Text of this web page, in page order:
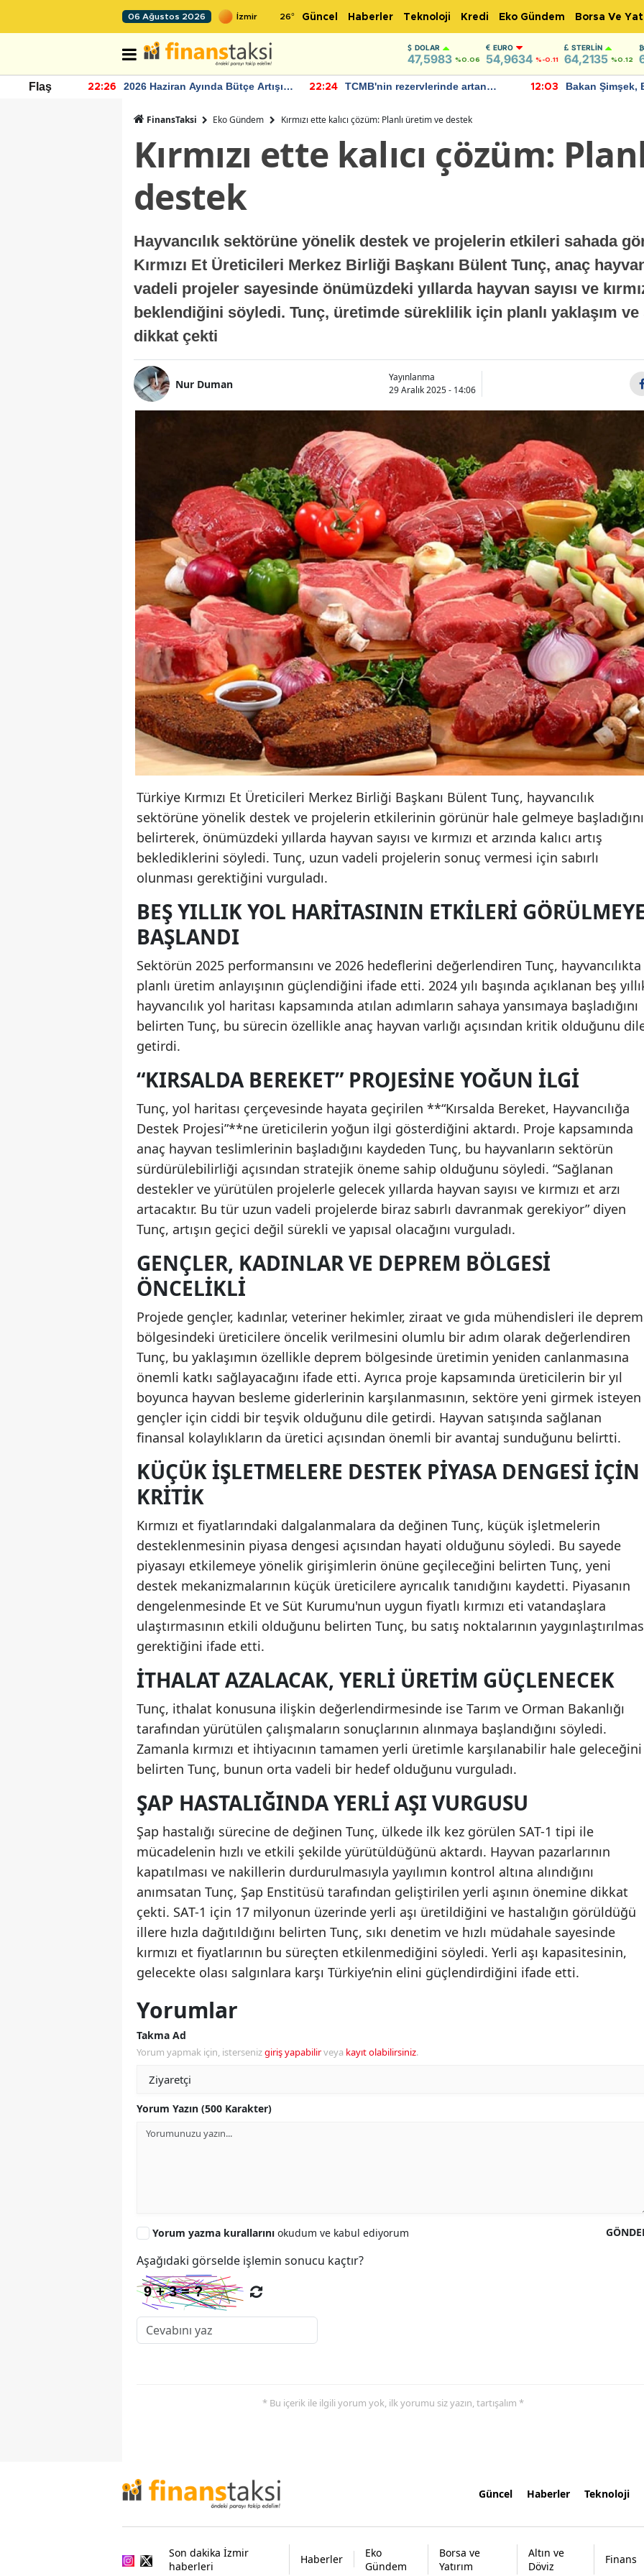
06 Ağustos 2026 26° Güncel Haberler Teknoloji Kredi Eko Gündem Borsa Ve
DOLAR
47,5983 %0.06
EURO
54,9634 %-0.11
STERLIN
64,2135 %0.12
Flaş 22:26
2026 Haziran Ayında Bütçe Artışı
22:24
TCMB'nin rezervlerinde artan
12:03
Bakan Şimşek,
FinansTaksi Eko Gündem Kırmızı ette kalıcı çözüm: Planlı üretim ve destek
Kırmızı ette kalıcı çözüm:
destek
Hayvancılık sektörüne yönelik destek ve projelerin etkileri sahada
Kırmızı Et Üreticileri Merkez Birliği Başkanı Bülent Tunç, anaç
vadeli projeler sayesinde önümüzdeki yıllarda hayvan sayısı ve
beklendiğini söyledi. Tunç, üretimde süreklilik için planlı yaklaşım
dikkat çekti
Nur Duman
Yayınlanma
29 Aralık 2025 - 14:06
Türkiye Kırmızı Et Üreticileri Merkez Birliği Başkanı Bülent Tunç, hayvancılık
sektörüne yönelik destek ve projelerin etkilerinin görünür hale gelmeye başladığını
belirterek, önümüzdeki yıllarda hayvan sayısı ve kırmızı et arzında kalıcı artış
beklediklerini söyledi. Tunç, uzun vadeli projelerin sonuç vermesi için sabırlı
olunması gerektiğini vurguladı.
BEŞ YILLIK YOL HARITASININ ETKILERI
BAŞLANDI
Sektörün 2025 performansını ve 2026 hedeflerini değerlendiren Tunç, hayvancılıkta
planlı üretim anlayışının güçlendiğini ifade etti. 2024 yılı başında açıklanan beş
hayvancılık yol haritası kapsamında atılan adımların sahaya yansımaya başladığını
belirten Tunç, bu sürecin özellikle anaç hayvan varlığı açısından kritik olduğunu
getirdi.
“KIRSALDA BEREKET” PROJESINE YOĞUN ILGI
Tunç, yol haritası çerçevesinde hayata geçirilen **“Kırsalda Bereket, Hayvancılığa
Destek Projesi”**ne üreticilerin yoğun ilgi gösterdiğini aktardı. Proje kapsamında
anaç hayvan teslimlerinin başladığını kaydeden Tunç, bu hayvanların sektörün
sürdürülebilirliği açısından stratejik öneme sahip olduğunu söyledi. “Sağlanan
destekler ve yürütülen projelerle gelecek yıllarda hayvan sayısı ve kırmızı et arzı
artacaktır. Bu tür uzun vadeli projelerde biraz sabırlı davranmak gerekiyor” diyen
Tunç, artışın geçici değil sürekli ve yapısal olacağını vurguladı.
GENÇLER, KADINLAR VE DEPREM BÖLGESI
ÖNCELIKLI
Projede gençler, kadınlar, veteriner hekimler, ziraat ve gıda mühendisleri ile deprem
bölgesindeki üreticilere öncelik verilmesini olumlu bir adım olarak değerlendiren
Tunç, bu yaklaşımın özellikle deprem bölgesinde üretimin yeniden canlanmasına
önemli katkı sağlayacağını ifade etti. Ayrıca proje kapsamında üreticilerin bir yıl
boyunca hayvan besleme giderlerinin karşılanmasının, sektöre yeni girmek isteyen
gençler için ciddi bir teşvik olduğunu dile getirdi. Hayvan satışında sağlanan
finansal kolaylıkların da üretici açısından önemli bir avantaj sunduğunu belirtti.
KÜÇÜK IŞLETMELERE DESTEK PIYASA DENGESI IÇIN
KRITIK
Kırmızı et fiyatlarındaki dalgalanmalara da değinen Tunç, küçük işletmelerin
desteklenmesinin piyasa dengesi açısından hayati olduğunu söyledi. Bu sayede
piyasayı etkilemeye yönelik girişimlerin önüne geçileceğini belirten Tunç, yeni
destek mekanizmalarının küçük üreticilere ayrıcalık tanıdığını kaydetti. Piyasanın
dengelenmesinde Et ve Süt Kurumu'nun uygun fiyatlı kırmızı eti vatandaşlara
ulaştırmasının etkili olduğunu belirten Tunç, bu satış noktalarının
gerektiğini ifade etti.
İTHALAT AZALACAK, YERLI ÜRETIM GÜÇLENECEK
Tunç, ithalat konusuna ilişkin değerlendirmesinde ise Tarım ve Orman Bakanlığı
tarafından yürütülen çalışmaların sonuçlarının alınmaya başlandığını söyledi.
Zamanla kırmızı et ihtiyacının tamamen yerli üretimle karşılanabilir hale geleceğini
belirten Tunç, bunun orta vadeli bir hedef olduğunu vurguladı.
ŞAP HASTALIĞINDA YERLI AŞI VURGUSU
Şap hastalığı sürecine de değinen Tunç, ülkede ilk kez görülen SAT-1 tipi ile
mücadelenin hızlı ve etkili şekilde yürütüldüğünü aktardı. Hayvan pazarlarının
kapatılması ve nakillerin durdurulmasıyla yayılımın kontrol altına alındığını
anımsatan Tunç, Şap Enstitüsü tarafından geliştirilen yerli aşının önemine dikkat
çekti. SAT-1 için 17 milyonun üzerinde yerli aşı üretildiğini ve hastalığın görüldüğü
illere hızla dağıtıldığını belirten Tunç, sıkı denetim ve hızlı müdahale sayesinde
kırmızı et fiyatlarının bu süreçten etkilenmediğini söyledi. Yerli aşı kapasitesinin,
gelecekte olası salgınlara karşı Türkiye’nin elini güçlendirdiğini ifade etti.
Yorumlar
Takma Ad
Yorum yapmak için, istersenizgiriş yapabilirveya kayıt olabilirsiniz.
Yorum Yazın (500 Karakter)
Yorum yazma kurallarını okudum ve kabul ediyorum
Aşağıdaki görselde işlemin sonucu kaçtır?
* Bu içerik ile ilgili yorum yok, ilk yorumu siz yazın, tartışalım *
Güncel Haberler Teknoloji
Son dakika İzmir
haberleri
Haberler
Eko
Gündem
Borsa ve
Yatırım
Altın ve
Döviz
Finans